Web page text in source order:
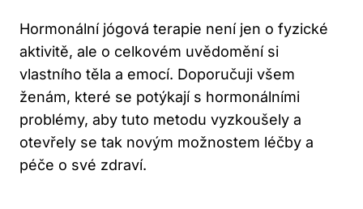
Hormonální jógová terapie není jen o fyzické
aktivitě, ale o celkovém uvědomění si
vlastního těla a emocí. Doporučuji všem
ženám, které se potýkají s hormonálními
problémy, aby tuto metodu vyzkoušely a
otevřely se tak novým možnostem léčby a
péče o své zdraví.